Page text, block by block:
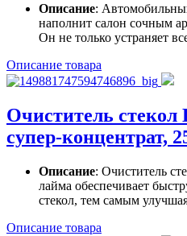
Описание:
наполнит салон сочным
Он не только устраняет
Описание товара
Очиститель
супер-концентрат,
Описание: Очиститель
лайма обеспечивает
стекол, тем самым
Описание товара